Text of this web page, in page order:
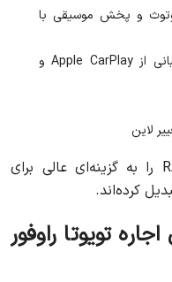
و پخش موسیقی با
7 اینچی با پشتیبانی از Apple CarPlay و
لاین
این امکانات، تویوتا راوفور یا RAV4 را به گزینه‌ای عالی برای
کرده‌اند.
تویوتا راوفور